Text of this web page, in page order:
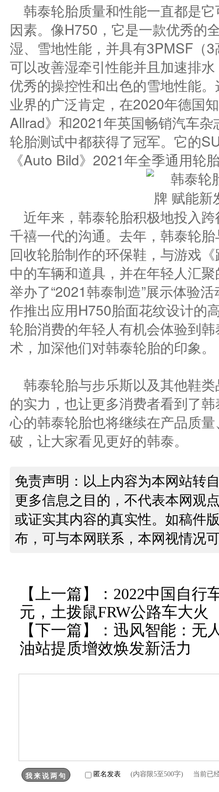
韩泰轮胎质量和性能一直都是
因素。像H750，它是一款优秀的
湿、雪地性能，并具有3PMSF（
可以改善湿牵引性能并且加速排
优秀的操控性和出色的雪地性能
业界的广泛肯定，在2020年德国
Allrad》和2021年英国畅销汽车
轮胎测试中都获得了冠军。它的
《Auto Bild》2021年全季通用轮
近年来，韩泰轮胎积极地投入
千禧一代的沟通。去年，韩泰轮
回收轮胎制作的环保鞋，与游戏
中的车辆和道具，并在年轻人汇
举办了“2021韩泰制造”展示体验
作推出应用H750胎面花纹设计的
轮胎消费的年轻人有机会体验到
术，加深他们对韩泰轮胎的印象。
韩泰轮胎与步乐斯以及其他鞋
的实力，也让更多消费者看到了
心的韩泰轮胎也将继续在产品质
破，让大家看见更好的韩泰。
免责声明：以上内容为本网站转
更多信息之目的，不代表本网观
或证实其内容的真实性。如稿件
布，可与本网联系，本网视情况
【上一篇】： 2022中国自行
元，土拨鼠FRW公路车大火
【下一篇】： 迅风智能：无
油站提质增效焕发新活力
匿名发表 (内容限5至500字) 当前已